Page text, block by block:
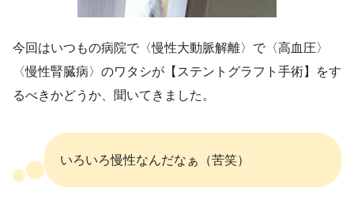
今回はいつもの病院で〈慢性大動脈解離〉で〈高血圧〉
〈慢性腎臓病〉のワタシが【ステントグラフト手術】をす
るべきかどうか、聞いてきました。
いろいろ慢性なんだなぁ（苦笑）